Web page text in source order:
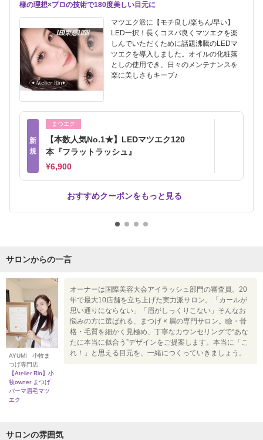
様の理想×プロの技術で180度美しい目元に
マツエク派に【モチ良し/楽ちん/早い】
LED一択！長くコスパ良くマツエクを楽
しんでいただくために話題沸騰のLEDマ
ツエクを導入しました。オイルの化粧落
としの使用でき、日々のメンテナンスを
楽に美しさもキープ♪
新
規
まつエク
【本数人気No.1★】LEDマツエク120
本『フラットラッシュ』
¥6,900
おすすめクーポンをもっと見る
サロンからの一言
AYUMI 小牧ま
つげ専門店
【Atelier Rin】小
牧owner まつげ
パーマ眉毛マツ
エク
オーナーは国際美容大会アイラッシュ部門の審査員。20
年で最大10店舗を立ち上げた実力派サロン。「カールが
思い通りにならない」「眉がしっくりこない」そんなお
悩みの方に選ばれる、まつげ × 眉の専門サロン。瞼・骨
格・毛質を細かく見極め、丁寧なカウンセリングで“あな
たに本当に似合う”デザインをご提案します。本当に「こ
れ！」と思える目元を、一緒につくっていきましょう。
サロンの雰囲気